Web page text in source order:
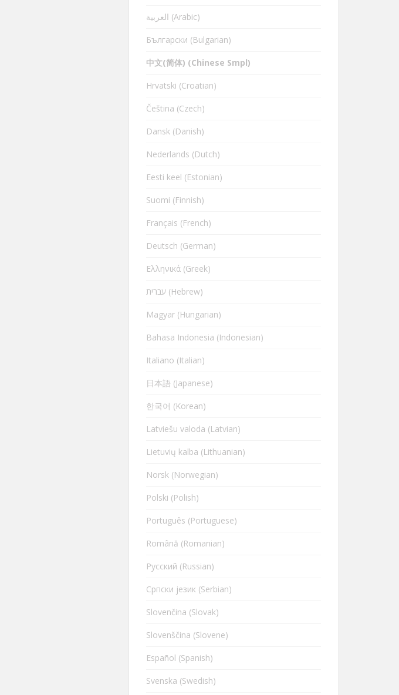
العربية (Arabic)
Български (Bulgarian)
中文(简体) (Chinese Smpl)
Hrvatski (Croatian)
Čeština (Czech)
Dansk (Danish)
Nederlands (Dutch)
Eesti keel (Estonian)
Suomi (Finnish)
Français (French)
Deutsch (German)
Ελληνικά (Greek)
עברית (Hebrew)
Magyar (Hungarian)
Bahasa Indonesia (Indonesian)
Italiano (Italian)
日本語 (Japanese)
한국어 (Korean)
Latviešu valoda (Latvian)
Lietuvių kalba (Lithuanian)
Norsk (Norwegian)
Polski (Polish)
Português (Portuguese)
Română (Romanian)
Русский (Russian)
Cрпски језик (Serbian)
Slovenčina (Slovak)
Slovenščina (Slovene)
Español (Spanish)
Svenska (Swedish)